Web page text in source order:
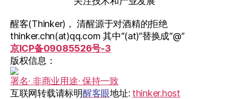
醒客(Thinker)， 清醒源于对酒精的拒绝
thinker.chn(at)qq.com 其中“(at)”替换成“@”
京ICP备09085526号-3
版权信息：
署名· 非商业用途· 保持一致
互联网转载请标明醒客眼地址: thinker.host